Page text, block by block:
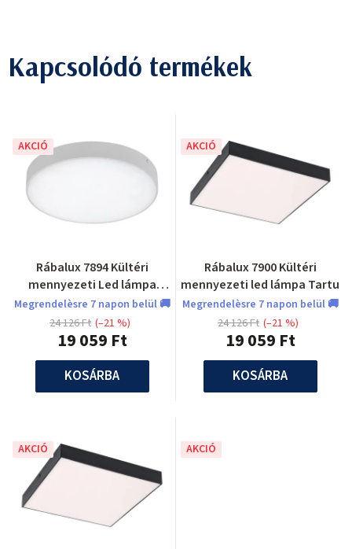
Kapcsolódó termékek
AKCIÓ
Rábalux 7894 Kültéri
mennyezeti Led lámpa
Tartu
Megrendelèsre 7 napon belül 🚚
19 059 Ft
24 126 Ft (–21 %)
KOSÁRBA
AKCIÓ
Rábalux 7900 Kültéri
mennyezeti led lámpa Tartu
Megrendelèsre 7 napon belül 🚚
19 059 Ft
24 126 Ft (–21 %)
KOSÁRBA
AKCIÓ AKCIÓ